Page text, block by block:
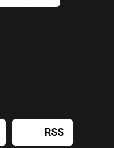
RSS